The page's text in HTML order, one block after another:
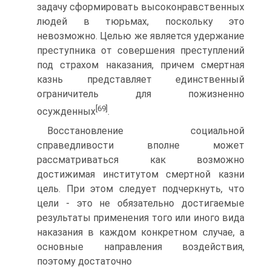
задачу сформировать высоконравственных
людей в тюрьмах, поскольку это
невозможно. Целью же является удержание
преступника от совершения преступлений
под страхом наказания, причем смертная
казнь представляет единственный
ограничитель для пожизненно
осужденных [69] .
Восстановление социальной
справедливости вполне может
рассматриваться как возможно
достижимая институтом смертной казни
цель. При этом следует подчеркнуть, что
цели - это не обязательно достигаемые
результаты применения того или иного вида
наказания в каждом конкретном случае, а
основные направления воздействия,
поэтому достаточно